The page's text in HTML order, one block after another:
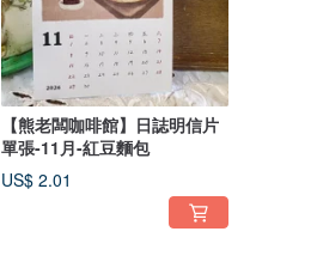
【熊老闆咖啡館】日誌明信片
單張-11月-紅豆麵包
US$ 2.01